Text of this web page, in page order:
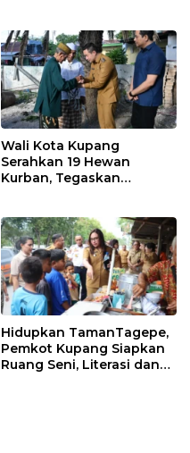
Wali Kota Kupang
Serahkan 19 Hewan
Kurban, Tegaskan
Hidupkan TamanTagepe,
Pemkot Kupang Siapkan
Ruang Seni, Literasi dan